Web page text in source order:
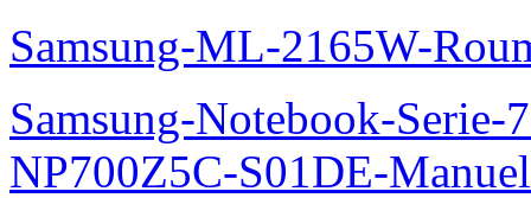
Samsung-ML-2165W-
Samsung-Notebook-
NP700Z5C-S01DE-